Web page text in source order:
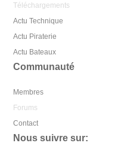
Téléchargements
Actu Technique
Actu Piraterie
Actu Bateaux
Communauté
Membres
Forums
Contact
Nous suivre sur: